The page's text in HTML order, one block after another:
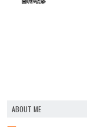
ABOUT ME